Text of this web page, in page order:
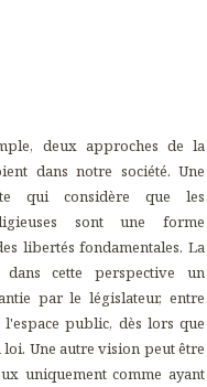
deux approches de la
dans notre société. Une
qui considère que les
sont une forme
libertés fondamentales. La
cette perspective un
par le législateur, entre
public, dès lors que
loi. Une autre vision peut être
uniquement comme ayant